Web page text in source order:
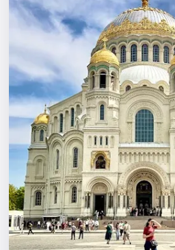
Рейтинги